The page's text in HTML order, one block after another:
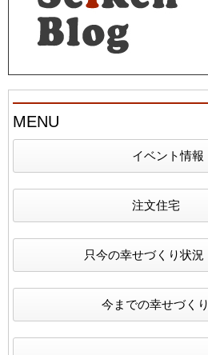
MENU
イベント情報
注文住宅
只今の幸せづくり状況
今までの幸せづくり